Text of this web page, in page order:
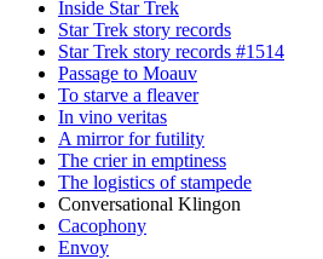
Inside Star Trek
Star Trek story records
Star Trek story records #1514
Passage to Moauv
To starve a fleaver
In vino veritas
A mirror for futility
The crier in emptiness
The logistics of stampede
Conversational Klingon
Cacophony
Envoy